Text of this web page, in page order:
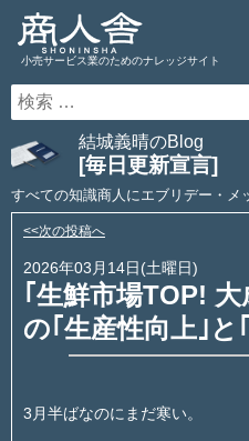
小売サービス業のためのナレッジサイト
結城義晴のBlog
[毎日更新宣言]
すべての知識商人にエブリデー・メ
<<次の投稿へ
2026年03月14日(土曜日)
｢生鮮市場TOP!
の｢生産性向上｣と
3月半ばなのにまだ寒い。